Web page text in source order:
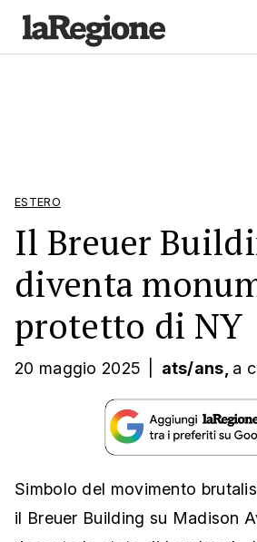
ESTERO
Il Breuer
diventa
protetto di NY
20 maggio 2025 ats/ans, a
Simbolo del movimento
il Breuer Building su Madison